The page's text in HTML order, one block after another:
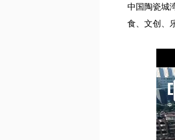
中国陶瓷城
食、文创、